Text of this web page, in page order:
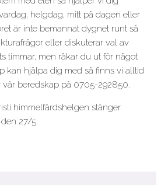
helgdag, mitt på dagen eller
är inte bemannat dygnet runt så
eller diskuterar val av
timmar, men råkar du ut för något
kan hjälpa dig med så finns vi alltid
vår beredskap på 0705-292850.
himmelfärdshelgen stänger
27/5.